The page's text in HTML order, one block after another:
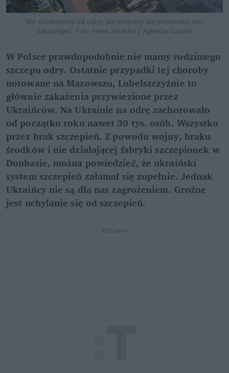
Nie uciekniemy od odry, ale możemy się przeciwko niej
zaszczepić. Fot. Anna Jarecka / Agencja Gazeta
W Polsce prawdopodobnie nie mamy rodzimego
szczepu odry. Ostatnie przypadki tej choroby
notowane na Mazowszu, Lubelszczyźnie to
głównie zakażenia przywiezione przez
Ukraińców. Na Ukrainie na odrę zachorowało
od początku roku nawet 30 tys. osób. Wszystko
przez brak szczepień. Z powodu wojny, braku
środków i nie działającej fabryki szczepionek w
Donbasie, można powiedzieć, że ukraiński
system szczepień załamał się zupełnie. Jednak
Ukraińcy nie są dla nas zagrożeniem. Groźne
jest uchylanie się od szczepień.
REKLAMA